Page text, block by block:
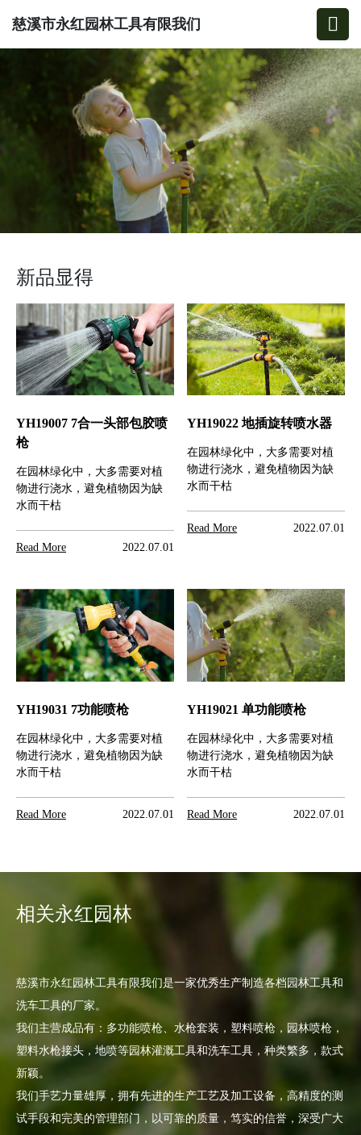
慈溪市永红园林工具有限我们
新品显得
YH19007 7合一头部包胶喷
枪
在园林绿化中，大多需要对植
物进行浇水，避免植物因为缺
水而干枯
Read More 2022.07.01
YH19022 地插旋转喷水器
在园林绿化中，大多需要对植
物进行浇水，避免植物因为缺
水而干枯
Read More 2022.07.01
YH19031 7功能喷枪
在园林绿化中，大多需要对植
物进行浇水，避免植物因为缺
水而干枯
Read More 2022.07.01
YH19021 单功能喷枪
在园林绿化中，大多需要对植
物进行浇水，避免植物因为缺
水而干枯
Read More 2022.07.01
相关永红园林
慈溪市永红园林工具有限我们是一家优秀生产制造各档园林工具和
洗车工具的厂家。
我们主营成品有：多功能喷枪、水枪套装，塑料喷枪，园林喷枪，
塑料水枪接头，地喷等园林灌溉工具和洗车工具，种类繁多，款式
新颖。
我们手艺力量雄厚，拥有先进的生产工艺及加工设备，高精度的测
试手段和完美的管理部门，以可靠的质量，笃实的信誉，深受广大